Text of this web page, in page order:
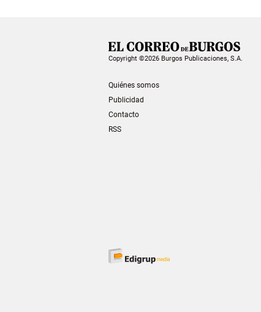
Copyright ©2026 Burgos Publicaciones, S.A.
Quiénes somos
Publicidad
Contacto
RSS